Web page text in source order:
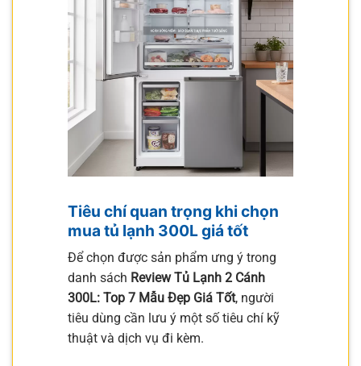
Tiêu chí quan trọng khi chọn
mua tủ lạnh 300L giá tốt
Để chọn được sản phẩm ưng ý trong
danh sách Review Tủ Lạnh 2 Cánh
300L: Top 7 Mẫu Đẹp Giá Tốt, người
tiêu dùng cần lưu ý một số tiêu chí kỹ
thuật và dịch vụ đi kèm.